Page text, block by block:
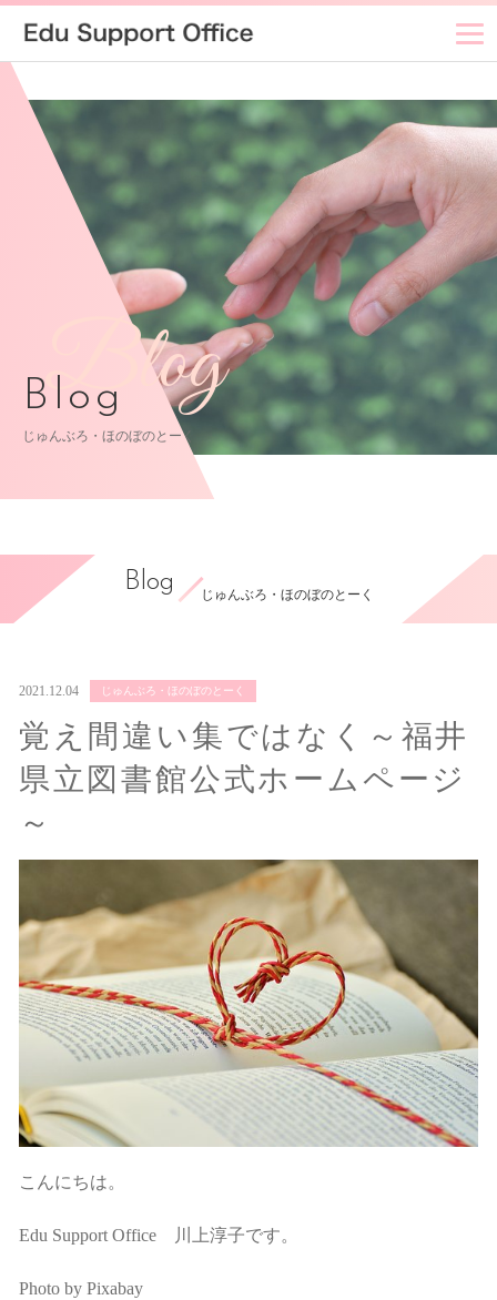
Blog
Blog
じゅんぶろ・ほのぼのとーく
Blog
じゅんぶろ・ほのぼのとーく
2021.12.04 じゅんぶろ・ほのぼのとーく
覚え間違い集ではなく～福井
県立図書館公式ホームページ
～
こんにちは。
Edu Support Office 川上淳子です。
Photo by Pixabay